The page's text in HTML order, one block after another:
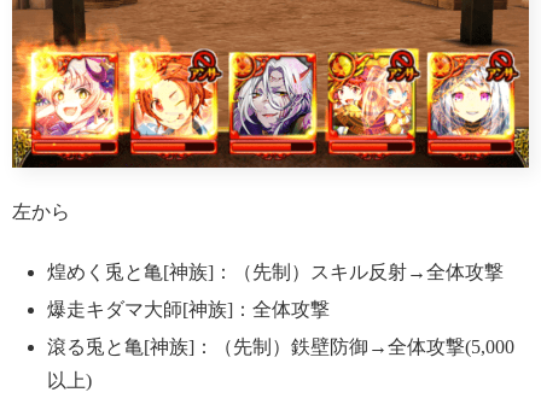
左から
煌めく兎と亀[神族]：（先制）スキル反射→全体攻撃
爆走キダマ大師[神族]：全体攻撃
滾る兎と亀[神族]：（先制）鉄壁防御→全体攻撃(5,000
以上)